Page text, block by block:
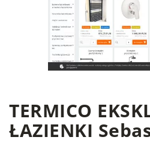
TERMICO
ŁAZIENKI